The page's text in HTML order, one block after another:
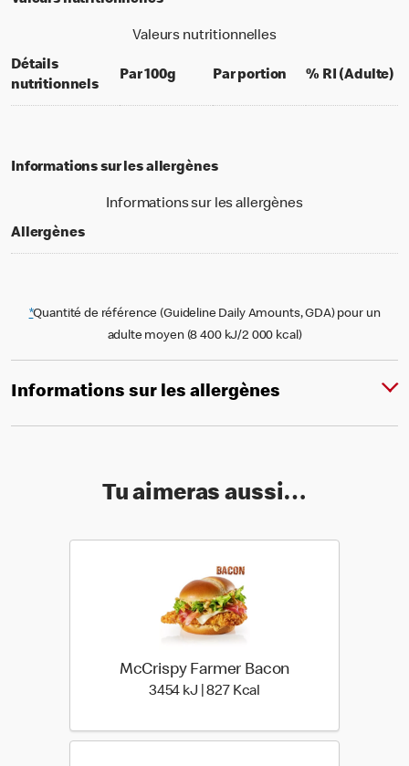
Valeurs nutritionnelles
Détails
nutritionnels
Par 100gper 100 grams
Par portion per portion
% RI (Adulte)
Informations sur les allergènes
Informations sur les allergènes
Allergènes
*Quantité de référence (Guideline Daily Amounts, GDA) pour un
adulte moyen (8 400 kJ/2 000 kcal)
Informations sur les allergènes
Tu aimeras aussi…
McCrispy Farmer Bacon
3454 kJ | 827 Kcal